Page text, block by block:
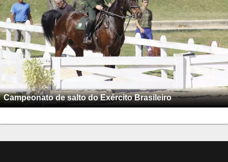
Campeonato de salto do Exército Brasileiro